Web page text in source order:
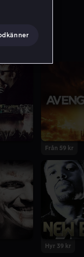
Från 59 kr
Hyr 39 kr